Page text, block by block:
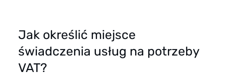
Jak określić miejsce
świadczenia usług na potrzeby
VAT?